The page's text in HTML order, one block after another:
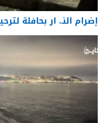
إضرام النـ. ار بحافلة